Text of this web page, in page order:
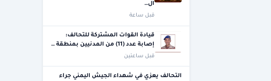
ال…
قبل ساعة
قيادة القوات المشتركة للتحالف:
إصابة عدد (11) من المدنيين بمنطقة …
قبل ساعتين
التحالف يعزي في شهداء الجيش اليمني جراء